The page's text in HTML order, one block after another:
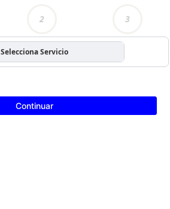
2 3
Selecciona Servicio
Continuar